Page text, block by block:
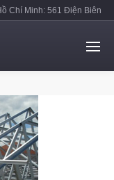
Chí Minh: 561 Điện Biên